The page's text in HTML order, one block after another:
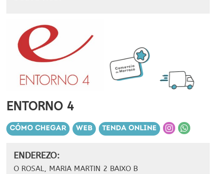
ENTORNO 4
CÓMO CHEGAR WEB TENDA ONLINE
ENDEREZO:
O ROSAL, MARIA MARTIN 2 BAIXO B